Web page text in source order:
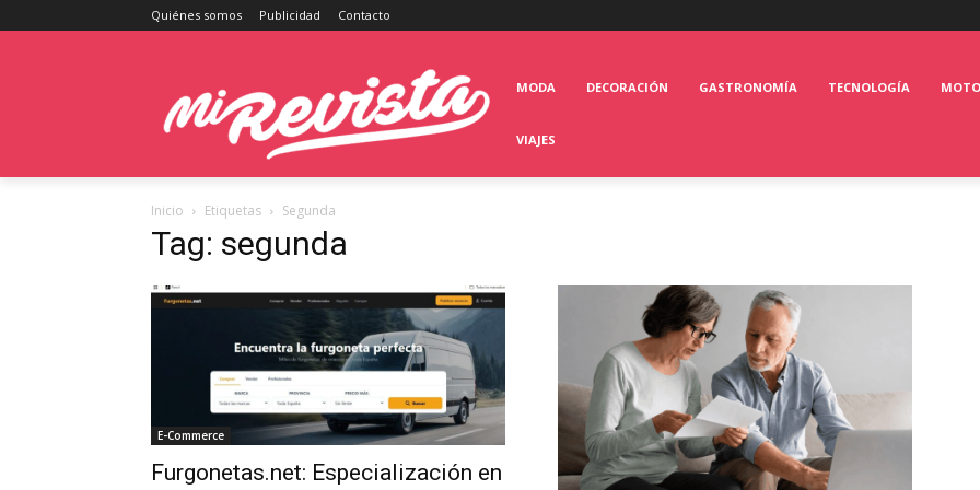
Quiénes somos Publicidad Contacto
MODA DECORACIÓN GASTRONOMÍA TECNOLOGÍA
VIAJES
Inicio Etiquetas Segunda
Tag: segunda
E-Commerce
Furgonetas.net: Especialización en